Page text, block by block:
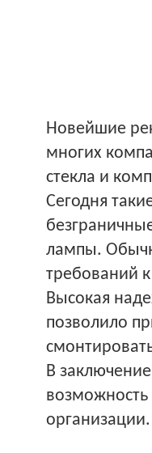
Новейшие
многих
стекла и
Сегодня
лампы.
требований
Высокая
позволило
В
организации.